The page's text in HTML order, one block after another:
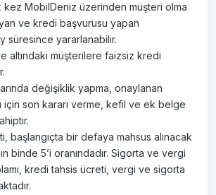
kez MobilDeniz üzerinden müşteri olma
ve kredi başvurusu yapan
süresince yararlanabilir.
altındaki müşterilere faizsiz kredi
değişiklik yapma, onaylanan
için son kararı verme, kefil ve ek belge
başlangıçta bir defaya mahsus alınacak
binde 5’i oranındadır. Sigorta ve vergi
kredi tahsis ücreti, vergi ve sigorta